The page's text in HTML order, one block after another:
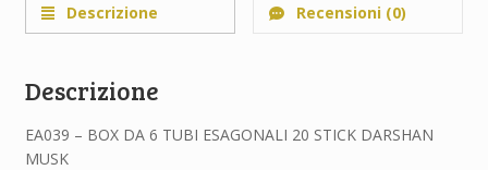
Descrizione Recensioni (0)
Descrizione
EA039 – BOX DA 6 TUBI ESAGONALI 20 STICK DARSHAN
MUSK